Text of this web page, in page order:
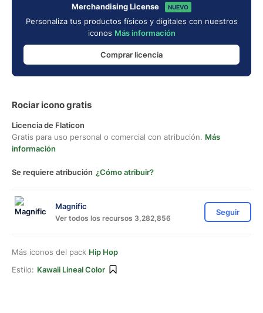
Merchandising License NUEVO
Personaliza tus productos físicos y digitales con nuestros
iconos Más información
Comprar licencia
Rociar icono gratis
Licencia de Flaticon
Gratis para uso personal o comercial con atribución. Más
información
Se requiere atribución ¿Cómo atribuir?
Magnific
Ver todos los recursos 3,282,856
Seguir
Más iconos del pack Hip Hop
Estilo: Kawaii Lineal Color